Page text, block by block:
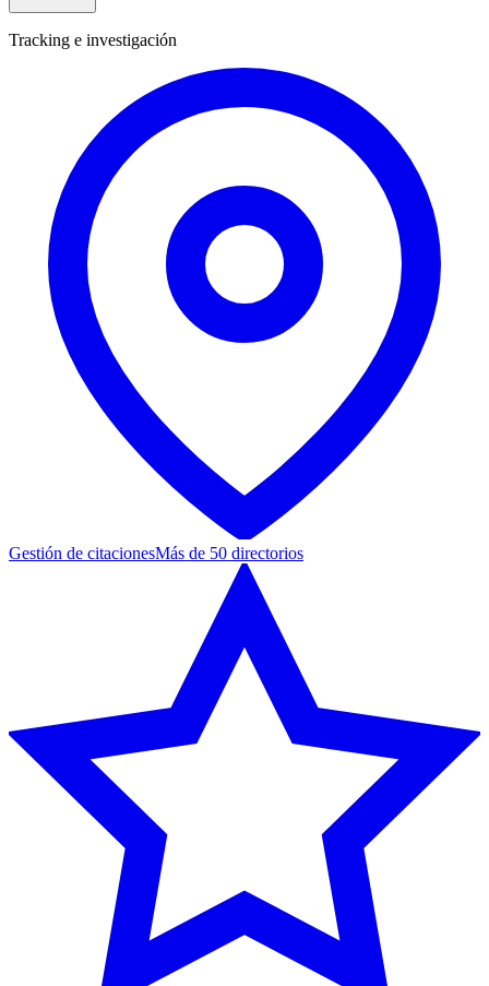
Tracking e investigación
Gestión de citacionesMás de 50 directorios